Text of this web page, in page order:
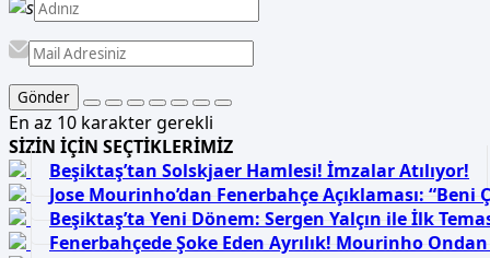
Gönder
En az 10 karakter gerekli
SİZİN İÇİN SEÇTİKLERİMİZ
Beşiktaş’tan Solskjaer Hamlesi! İmzalar Atılıyor!
Jose Mourinho’dan Fenerbahçe Açıklaması:
Beşiktaş’ta Yeni Dönem: Sergen Yalçın ile İlk
Fenerbahçede Şoke Eden Ayrılık! Mourinho